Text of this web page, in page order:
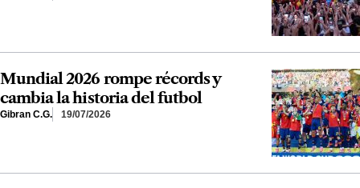
Mundial 2026 rompe récords y
cambia la historia del futbol
Gibran C.G. 19/07/2026